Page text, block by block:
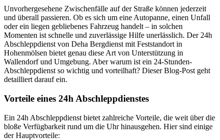
Unvorhergesehene Zwischenfälle auf der Straße können jederzeit
und überall passieren. Ob es sich um eine Autopanne, einen Unfall
oder ein liegen gebliebenes Fahrzeug handelt – in solchen
Momenten ist schnelle und zuverlässige Hilfe unerlässlich. Der 24h
Abschleppdienst von Deha Bergdienst mit Feststandort in
Hohenmölsen bietet genau diese Art von Unterstützung in
Wallendorf und Umgebung. Aber warum ist ein 24-Stunden-
Abschleppdienst so wichtig und vorteilhaft? Dieser Blog-Post geht
detailliert darauf ein.
Vorteile eines 24h Abschleppdienstes
Ein 24h Abschleppdienst bietet zahlreiche Vorteile, die weit über die
bloße Verfügbarkeit rund um die Uhr hinausgehen. Hier sind einige
der Hauptvorteile: